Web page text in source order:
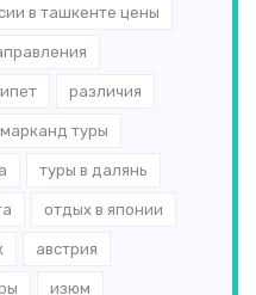
в ташкенте цены
различия
туры
туры в далянь
отдых в японии
австрия
изюм